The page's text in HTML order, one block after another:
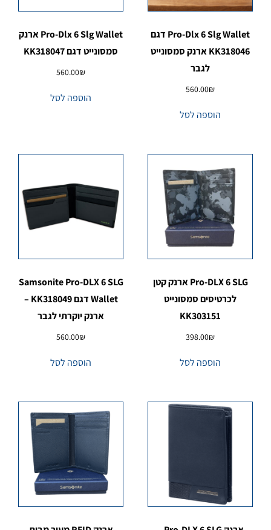
Pro-Dlx 6 Slg Wallet דגם
KK318046 ארנק סמסונייט
לגבר
560.00₪
הוספה לסל
Pro-Dlx 6 Slg Wallet ארנק
סמסונייט דגם KK318047
560.00₪
הוספה לסל
Pro-DLX 6 SLG ארנק קטן
לכרטיסים סמסונייט
KK303151
398.00₪
הוספה לסל
Samsonite Pro-DLX 6 SLG
Wallet דגם KK318049 –
ארנק יוקרתי לגבר
560.00₪
הוספה לסל